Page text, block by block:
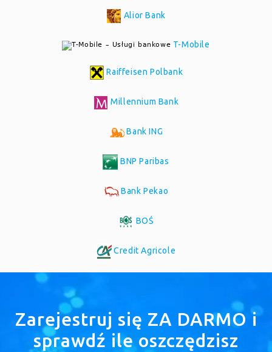
Alior Bank
T-Mobile
Raiffeisen Polbank
Millennium Bank
Bank ING
BNP Paribas
Bank Pekao
BOŚ
Credit Agricole
Zarejestruj się ZA DARMO i
sprawdź ile oszczędzisz